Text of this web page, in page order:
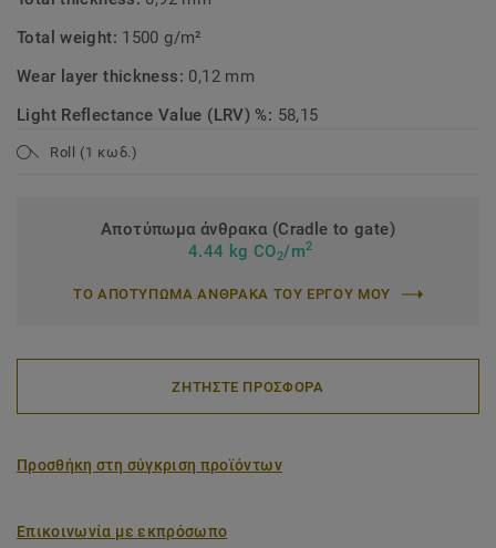
Total weight: 1500 g/m²
Wear layer thickness: 0,12 mm
Light Reflectance Value (LRV) %: 58,15
Roll (1 κωδ.)
Αποτύπωμα άνθρακα (Cradle to gate)
4.44 kg CO2/m2
ΤΟ ΑΠΟΤΥΠΩΜΑ ΑΝΘΡΑΚΑ ΤΟΥ ΕΡΓΟΥ ΜΟΥ
ΖΗΤΗΣΤΕ ΠΡΟΣΦΟΡΑ
Προσθήκη στη σύγκριση προϊόντων
Επικοινωνία με εκπρόσωπο